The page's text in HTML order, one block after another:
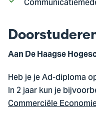
Aan De Haagse
Heb je je Ad-diploma
In 2 jaar kun je
Commerciële